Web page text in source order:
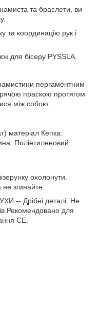
та браслети, ви
та координацію рук і
для бісеру PYSSLA.
пергаментним
праскою протягом
між собою.
матеріал Кепка:
Поліетиленовий
охолонути.
не згинайте.
-- Дрібні деталі. Не
для
CE.